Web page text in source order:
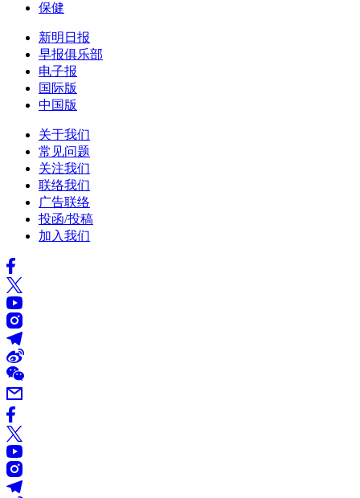
保健
新明日报
早报俱乐部
电子报
国际版
中国版
关于我们
常见问题
关注我们
联络我们
广告联络
投函/投稿
加入我们